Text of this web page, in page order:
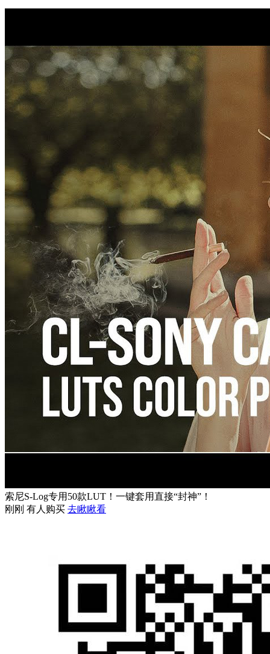
索尼S-Log专用50款LUT！一键套用直接“封神”！
刚刚 有人购买 去瞅瞅看